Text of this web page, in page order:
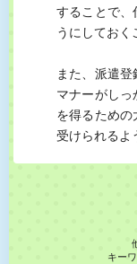
することで、
うにしておく
また、派遣
マナーがし
を得るため
受けられるよ
キー